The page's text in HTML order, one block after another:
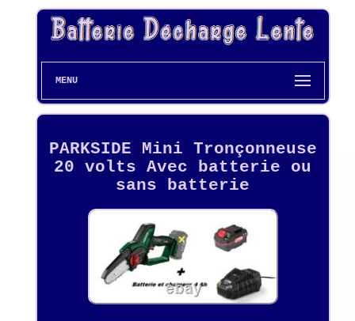
MENU
PARKSIDE Mini Tronçonneuse
20 volts Avec batterie ou
sans batterie